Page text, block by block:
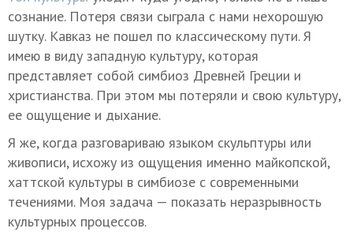
сознание. Потеря связи сыграла с нами нехорошую
шутку. Кавказ не пошел по классическому пути. Я
имею в виду западную культуру, которая
представляет собой симбиоз Древней Греции и
христианства. При этом мы потеряли и свою культуру,
ее ощущение и дыхание.
Я же, когда разговариваю языком скульптуры или
живописи, исхожу из ощущения именно майкопской,
хаттской культуры в симбиозе с современными
течениями. Моя задача — показать неразрывность
культурных процессов.